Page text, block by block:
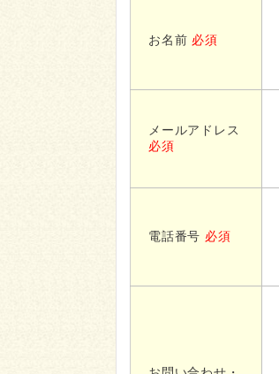
お名前 必須
メールアドレス
必須
電話番号 必須